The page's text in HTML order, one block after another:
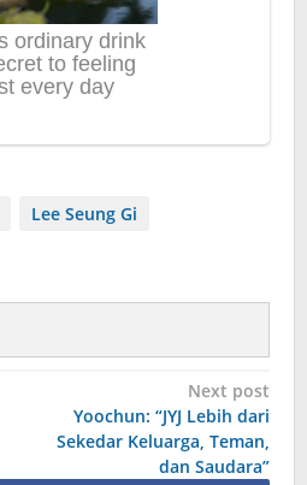
Lee Seung Gi
Next post
Yoochun: “JYJ Lebih dari
Sekedar Keluarga, Teman,
dan Saudara”